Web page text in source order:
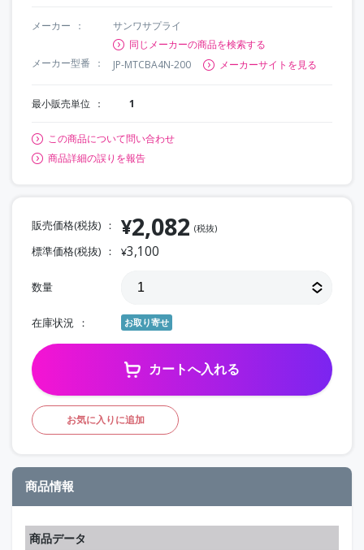
メーカー
サンワサプライ
同じメーカーの商品を検索する
メーカー型番
JP-MTCBA4N-200 メーカーサイトを見る
最小販売単位 1
この商品について問い合わせ
商品詳細の誤りを報告
販売価格(税抜) ¥2,082 (税抜)
標準価格(税抜) ¥3,100
数量
在庫状況 お取り寄せ
カートへ入れる
お気に入りに追加
商品情報
商品データ